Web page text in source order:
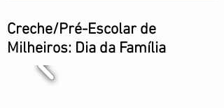
Creche/Pré-Escolar de
Milheiros: Dia da Família